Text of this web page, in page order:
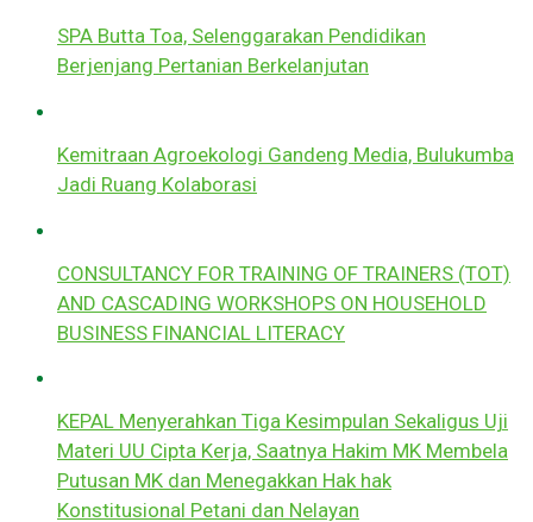
SPA Butta Toa, Selenggarakan Pendidikan
Berjenjang Pertanian Berkelanjutan
Kemitraan Agroekologi Gandeng Media, Bulukumba
Jadi Ruang Kolaborasi
CONSULTANCY FOR TRAINING OF TRAINERS (TOT)
AND CASCADING WORKSHOPS ON HOUSEHOLD
BUSINESS FINANCIAL LITERACY
KEPAL Menyerahkan Tiga Kesimpulan Sekaligus Uji
Materi UU Cipta Kerja, Saatnya Hakim MK Membela
Putusan MK dan Menegakkan Hak hak
Konstitusional Petani dan Nelayan